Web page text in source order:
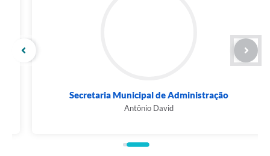
Secretaria Municipal de Administração
Antônio David